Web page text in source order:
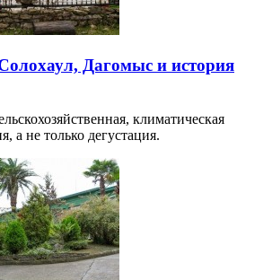
Дагомыс и история
климатическая
а не только дегустация.